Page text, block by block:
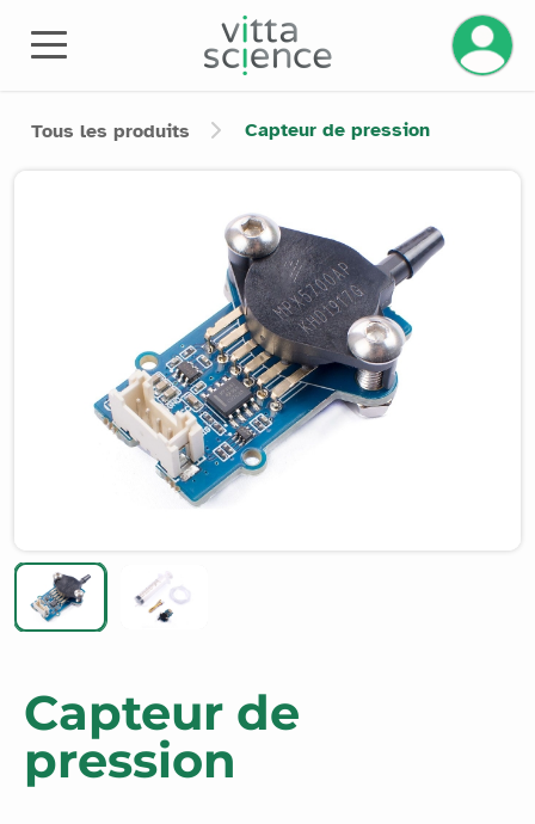
Gérez
Tous les produits Capteur de pression
Capteur de
pression